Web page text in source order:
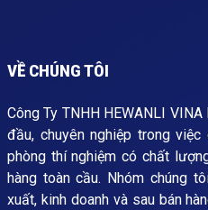
VỀ CHÚNG TÔI
Công Ty TNHH HEWANLI
đầu, chuyên nghiệp trong
phòng thí nghiệm có chất
hàng toàn cầu. Nhóm chúng
xuất, kinh doanh và sau bán